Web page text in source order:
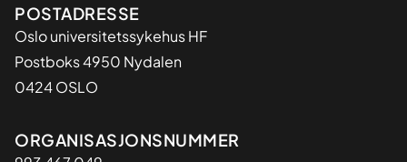
Adresse
POSTADRESSE
Oslo universitetssykehus HF
Postboks 4950 Nydalen
0424 OSLO
Organisasjon
ORGANISASJONSNUMMER